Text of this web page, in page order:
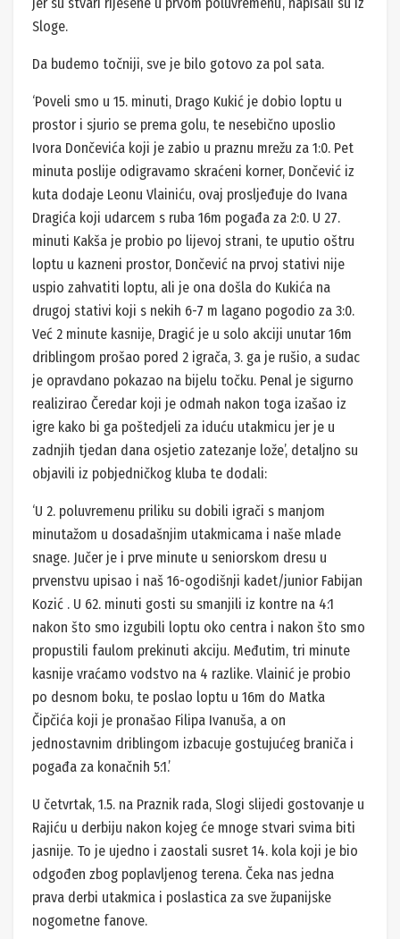
Sloge.
Da budemo točniji, sve je bilo gotovo za pol sata.
‘Poveli smo u 15. minuti, Drago Kukić je dobio loptu u
prostor i sjurio se prema golu, te nesebično uposlio
Ivora Dončevića koji je zabio u praznu mrežu za 1:0. Pet
minuta poslije odigravamo skraćeni korner, Dončević iz
kuta dodaje Leonu Vlainiću, ovaj prosljeđuje do Ivana
Dragića koji udarcem s ruba 16m pogađa za 2:0. U 27.
minuti Kakša je probio po lijevoj strani, te uputio oštru
loptu u kazneni prostor, Dončević na prvoj stativi nije
uspio zahvatiti loptu, ali je ona došla do Kukića na
drugoj stativi koji s nekih 6-7 m lagano pogodio za 3:0.
Već 2 minute kasnije, Dragić je u solo akciji unutar 16m
driblingom prošao pored 2 igrača, 3. ga je rušio, a sudac
je opravdano pokazao na bijelu točku. Penal je sigurno
realizirao Čeredar koji je odmah nakon toga izašao iz
igre kako bi ga poštedjeli za iduću utakmicu jer je u
zadnjih tjedan dana osjetio zatezanje lože’, detaljno su
objavili iz pobjedničkog kluba te dodali:
‘U 2. poluvremenu priliku su dobili igrači s manjom
minutažom u dosadašnjim utakmicama i naše mlade
snage. Jučer je i prve minute u seniorskom dresu u
prvenstvu upisao i naš 16-ogodišnji kadet/junior Fabijan
Kozić . U 62. minuti gosti su smanjili iz kontre na 4:1
nakon što smo izgubili loptu oko centra i nakon što smo
propustili faulom prekinuti akciju. Međutim, tri minute
kasnije vraćamo vodstvo na 4 razlike. Vlainić je probio
po desnom boku, te poslao loptu u 16m do Matka
Čipčića koji je pronašao Filipa Ivanuša, a on
jednostavnim driblingom izbacuje gostujućeg braniča i
pogađa za konačnih 5:1.’
U četvrtak, 1.5. na Praznik rada, Slogi slijedi gostovanje u
Rajiću u derbiju nakon kojeg će mnoge stvari svima biti
jasnije. To je ujedno i zaostali susret 14. kola koji je bio
odgođen zbog poplavljenog terena. Čeka nas jedna
prava derbi utakmica i poslastica za sve županijske
nogometne fanove.